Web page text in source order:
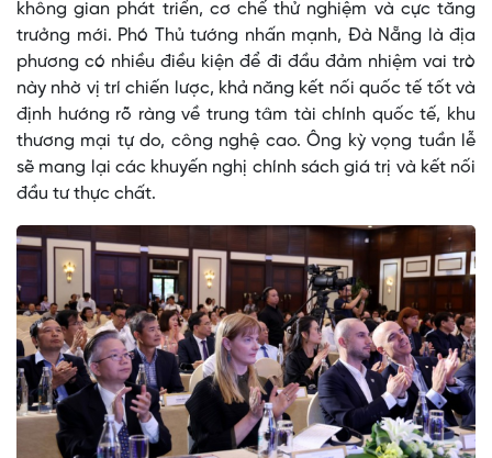
không gian phát triển, cơ chế thử nghiệm và cực tăng
trưởng mới. Phó Thủ tướng nhấn mạnh, Đà Nẵng là địa
phương có nhiều điều kiện để đi đầu đảm nhiệm vai trò
này nhờ vị trí chiến lược, khả năng kết nối quốc tế tốt và
định hướng rõ ràng về trung tâm tài chính quốc tế, khu
thương mại tự do, công nghệ cao. Ông kỳ vọng tuần lễ
sẽ mang lại các khuyến nghị chính sách giá trị và kết nối
đầu tư thực chất.